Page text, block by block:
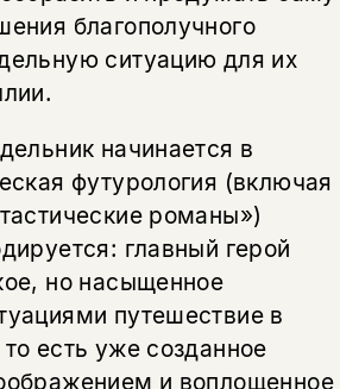
благополучного
ситуацию для их
начинается в
футурология (включая
романы»)
главный герой
но насыщенное
путешествие в
есть уже созданное
и воплощенное